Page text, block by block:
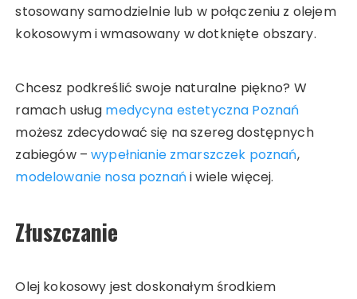
stosowany samodzielnie lub w połączeniu z olejem
kokosowym i wmasowany w dotknięte obszary.
Chcesz podkreślić swoje naturalne piękno? W
ramach usług medycyna estetyczna Poznań
możesz zdecydować się na szereg dostępnych
zabiegów – wypełnianie zmarszczek poznań,
modelowanie nosa poznań i wiele więcej.
Złuszczanie
Olej kokosowy jest doskonałym środkiem